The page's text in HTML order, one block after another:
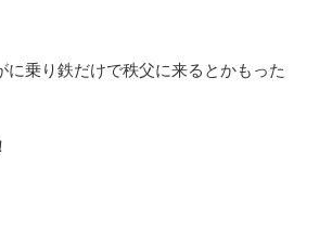
乗り鉄だけで秩父に来るとかもった